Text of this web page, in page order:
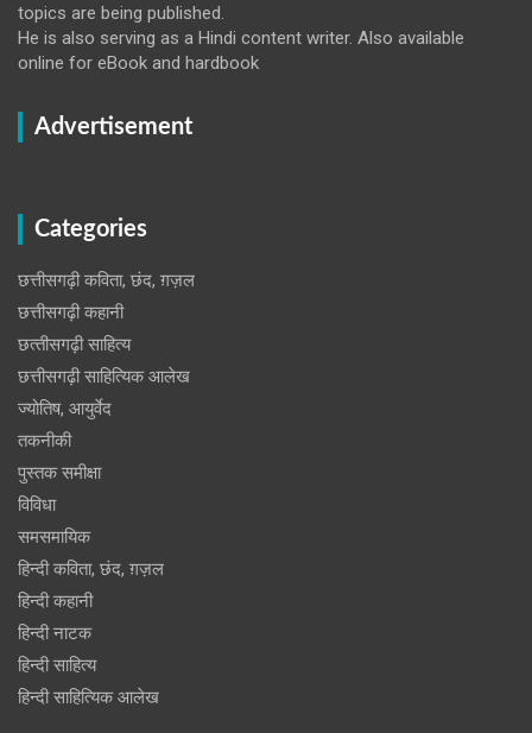
topics are being published.
He is also serving as a Hindi content writer. Also available
online for eBook and hardbook
Advertisement
Categories
छत्तीसगढ़ी कविता, छंद, ग़ज़ल
छत्तीसगढ़ी कहानी
छत्‍तीसगढ़ी साहित्‍य
छत्तीसगढ़ी साहित्यिक आलेख
ज्योतिष, आयुर्वेद
तकनीकी
पुस्‍तक समीक्षा
विविधा
समसमायिक
हिन्दी कविता, छंद, ग़ज़ल
हिन्दी कहानी
हिन्‍दी नाटक
हिन्दी साहित्य
हिन्दी साहित्यिक आलेख